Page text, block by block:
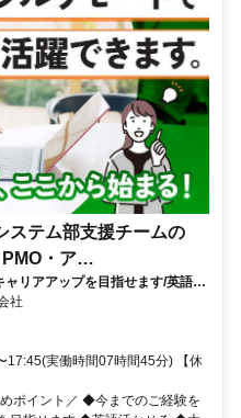
ステム部支援チームの
・ア
リアアップを目指せます/英語活
ワーク/10月スタート
社
17:45(実働時間07時間45分) 【休
ポイント／ ◆今までのご経験を